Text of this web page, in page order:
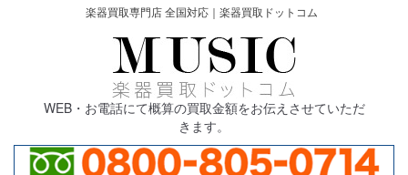
楽器買取専門店 全国対応｜楽器買取ドットコム
WEB・お電話にて概算の買取金額をお伝えさせていただ
きます。